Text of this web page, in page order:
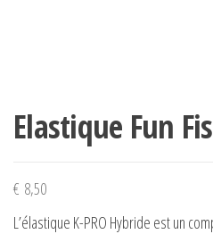
Elastique Fun
€ 8,50
L’élastique K-PRO Hybride est un